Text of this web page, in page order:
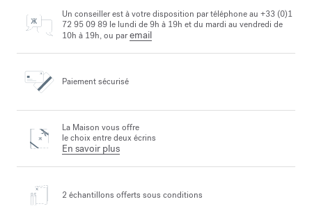
Un conseiller est à votre disposition par téléphone au +33 (0)1
72 95 09 89 le lundi de 9h à 19h et du mardi au vendredi de
10h à 19h, ou paremail
Paiement sécurisé
La Maison vous offre
le choix entre deux écrins
En savoir plus
2 échantillons offerts sous conditions